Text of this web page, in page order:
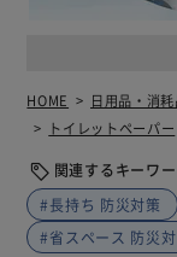
HOME 日用品・消
トイレットペーパー
関連するキーワ
#長持ち 防災対策
#省スペース 防災